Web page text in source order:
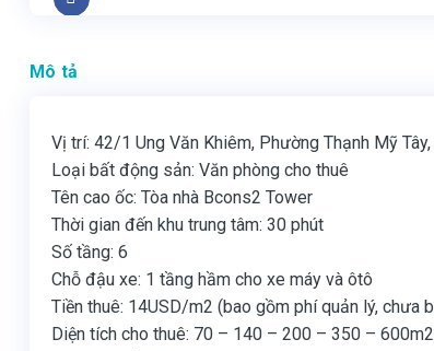
Mô tả
Vị trí: 42/1 Ung Văn Khiêm, Phường Thạnh Mỹ Tây,
Loại bất động sản: Văn phòng cho thuê
Tên cao ốc: Tòa nhà Bcons2 Tower
Thời gian đến khu trung tâm: 30 phút
Số tầng: 6
Chỗ đậu xe: 1 tầng hầm cho xe máy và ôtô
Tiền thuê: 14USD/m2 (bao gồm phí quản lý, chưa
Diện tích cho thuê: 70 – 140 – 200 – 350 – 600m2